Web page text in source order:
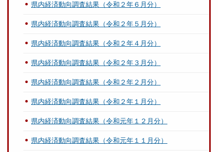
県内経済動向調査結果（令和２年６月分）
県内経済動向調査結果（令和２年５月分）
県内経済動向調査結果（令和２年４月分）
県内経済動向調査結果（令和２年３月分）
県内経済動向調査結果（令和２年２月分）
県内経済動向調査結果（令和２年１月分）
県内経済動向調査結果（令和元年１２月分）
県内経済動向調査結果（令和元年１１月分）